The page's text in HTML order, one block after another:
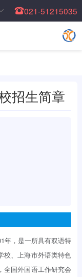
021-51215035
招生简章
年，是一所具有双语特
校、上海市外语类特色
全国外国语工作研究会